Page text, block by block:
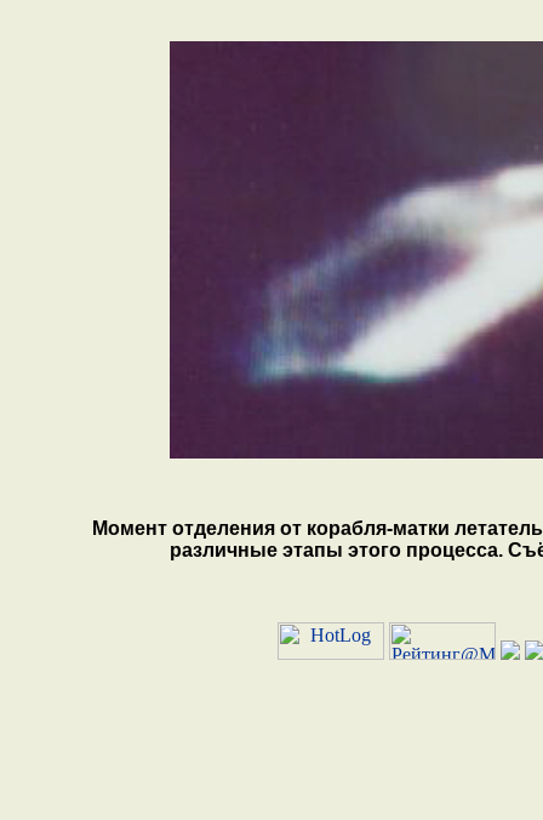
Момент отделения от корабля-матки
различные этапы этого процесса.